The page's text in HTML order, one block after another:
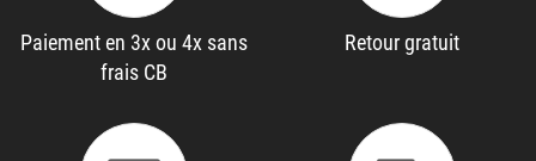
Paiement en 3x ou 4x sans
frais CB
Retour gratuit